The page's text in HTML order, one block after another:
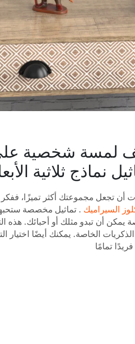
لمسة شخصية
نماذج ثلاثية
أن تجعل مجموعتك أكثر تميزًا،
السيراميك
أن تبدو مثلك أو أحبائك. هذه
الخاصة. يمكنك أيضًا اختيار
تمامًا